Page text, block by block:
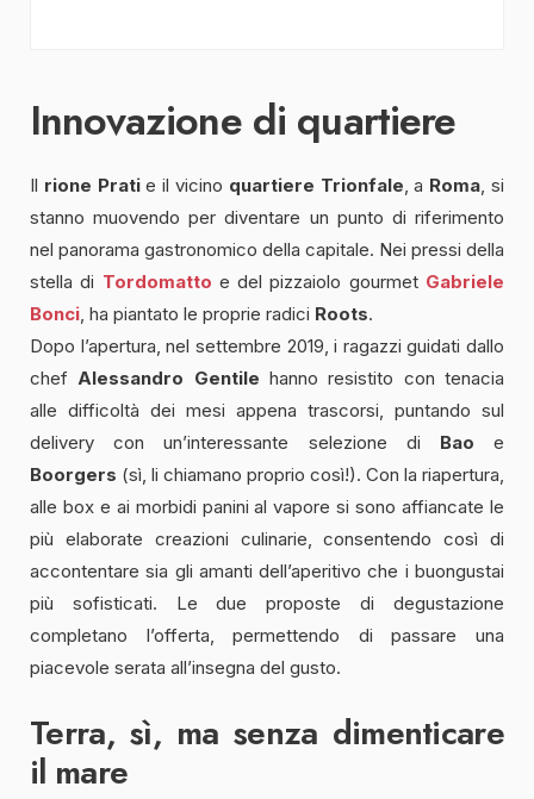
Innovazione di quartiere
Il rione Pratie il vicino quartiere Trionfale, a Roma, si
stanno muovendo per diventare un punto di riferimento
nel panorama gastronomico della capitale. Nei pressi della
stella di Tordomatto e del pizzaiolo gourmet Gabriele
Bonci, ha piantato le proprie radici Roots.
Dopo l’apertura, nel settembre 2019, i ragazzi guidati dallo
chefAlessandro Gentile hanno resistito con tenacia
alle difficoltà dei mesi appena trascorsi, puntando sul
delivery con un’interessante selezione di Bao e
Boorgers (sì, li chiamano proprio così!). Con la riapertura,
alle box e ai morbidi panini al vapore si sono affiancate le
più elaborate creazioni culinarie, consentendo così di
accontentare sia gli amanti dell’aperitivo che i buongustai
più sofisticati. Le due proposte di degustazione
completano l’offerta, permettendo di passare una
piacevole serata all’insegna del gusto.
Terra, sì, ma senza dimenticare
il mare